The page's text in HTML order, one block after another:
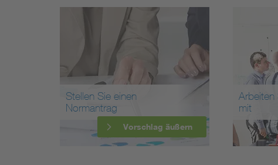
Stellen Sie einen
Normantrag
Vorschlag äußern
Arbeiten
mit